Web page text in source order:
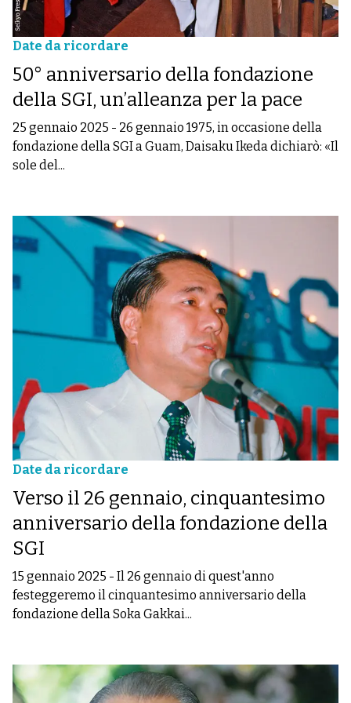
Date da ricordare
50° anniversario della fondazione
della SGI, un’alleanza per la pace
25 gennaio 2025 - 26 gennaio 1975, in occasione della
fondazione della SGI a Guam, Daisaku Ikeda dichiarò: «Il
sole del...
Date da ricordare
Verso il 26 gennaio, cinquantesimo
anniversario della fondazione della
SGI
15 gennaio 2025 - Il 26 gennaio di quest'anno
festeggeremo il cinquantesimo anniversario della
fondazione della Soka Gakkai...